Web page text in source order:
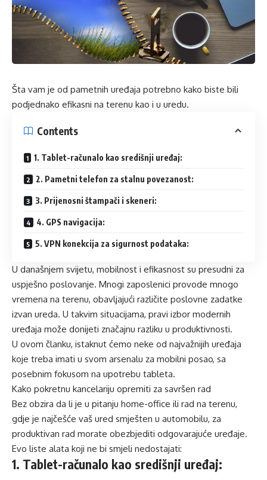
Šta vam je od pametnih uređaja potrebno kako biste bili
podjednako efikasni na terenu kao i u uredu.
Contents
1. Tablet-računalo kao središnji uređaj:
2. Pametni telefon za stalnu povezanost:
3. Prijenosni štampači i skeneri:
4. GPS navigacija:
5. VPN konekcija za sigurnost podataka:
U današnjem svijetu, mobilnost i efikasnost su presudni za
uspješno poslovanje. Mnogi zaposlenici provode mnogo
vremena na terenu, obavljajući različite poslovne zadatke
izvan ureda. U takvim situacijama, pravi izbor modernih
uređaja može donijeti značajnu razliku u produktivnosti.
U ovom članku, istaknut ćemo neke od najvažnijih uređaja
koje treba imati u svom arsenalu za mobilni posao, sa
posebnim fokusom na upotrebu tableta.
Kako pokretnu kancelariju opremiti za savršen rad
Bez obzira da li je u pitanju home-office ili rad na terenu,
gdje je najčešće vaš ured smješten u automobilu, za
produktivan rad morate obezbjediti odgovarajuće uređaje.
Evo liste alata koji ne bi smjeli nedostajati:
1. Tablet-računalo kao središnji uređaj: